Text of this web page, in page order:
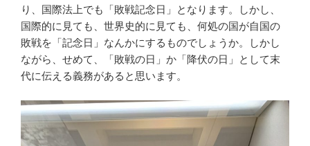
り、国際法上でも「敗戦記念日」となります。しかし、
国際的に見ても、世界史的に見ても、何処の国が自国の
敗戦を「記念日」なんかにするものでしょうか。しかし
ながら、せめて、「敗戦の日」か「降伏の日」として末
代に伝える義務があると思います。